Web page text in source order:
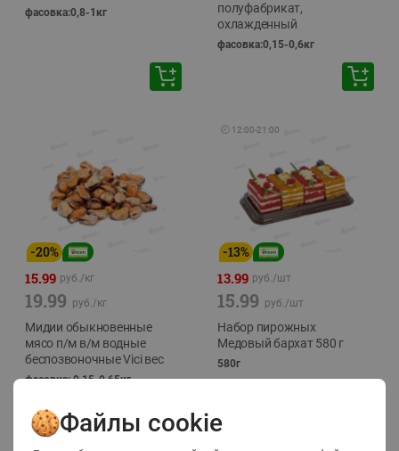
фасовка:0,8-1кг
полуфабрикат,
охлажденный
фасовка:0,15-0,6кг
-20%
15.99 руб./кг
19.99 руб./кг
Мидии обыкновенные
мясо п/м в/м водные
беспозвоночные Vici вес
фасовка: 0,15-0,65кг
🕘 12:00-21:00
-13%
13.99 руб./шт
15.99 руб./шт
Набор пирожных
Медовый бархат 580 г
580г
Файлы cookie